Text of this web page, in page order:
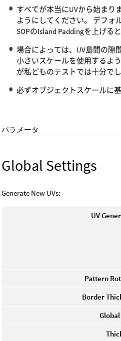
すべてが本当にUVから始まり
ようにしてください。 デフォ
SOPのIsland Paddingを上げる
場合によっては、UV島間の隙
小さいスケールを使用するよ
が私どものテストでは十分でし
必ずオブジェクトスケールに
パラメータ
Global Settings
Generate New UVs:
UV
Pattern
Border